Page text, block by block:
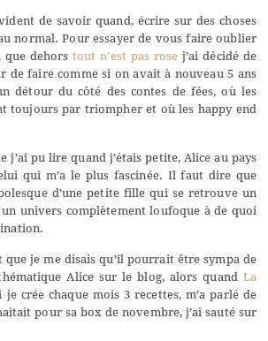
de savoir quand, écrire sur des choses
normal. Pour essayer de vous faire oublier
que dehorstout n’est pas rose j’ai décidé de
de faire comme si on avait à nouveau 5 ans
détour du côté des contes de fées, où les
toujours par triompher et où les happy end
j’ai pu lire quand j’étais petite, Alice au pays
qui m’a le plus fascinée. Il faut dire que
d’une petite fille qui se retrouve un
univers complètement loufoque à de quoi
que je me disais qu’il pourrait être sympa de
Alice sur le blog, alors quand La
crée chaque mois 3 recettes, m’a parlé de
pour sa box de novembre, j’ai sauté sur